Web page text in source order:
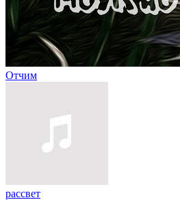
Отчим
рассвет